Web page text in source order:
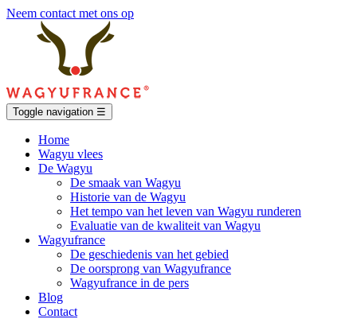
Neem contact met ons op
Toggle navigation ☰
Home
Wagyu vlees
De Wagyu
De smaak van Wagyu
Historie van de Wagyu
Het tempo van het leven van Wagyu runderen
Evaluatie van de kwaliteit van Wagyu
Wagyufrance
De geschiedenis van het gebied
De oorsprong van Wagyufrance
Wagyufrance in de pers
Blog
Contact